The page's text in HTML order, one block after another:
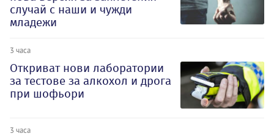
случай с наши и чужди
младежи
3 часа
Откриват нови лаборатории
за тестове за алкохол и дрога
при шофьори
3 часа